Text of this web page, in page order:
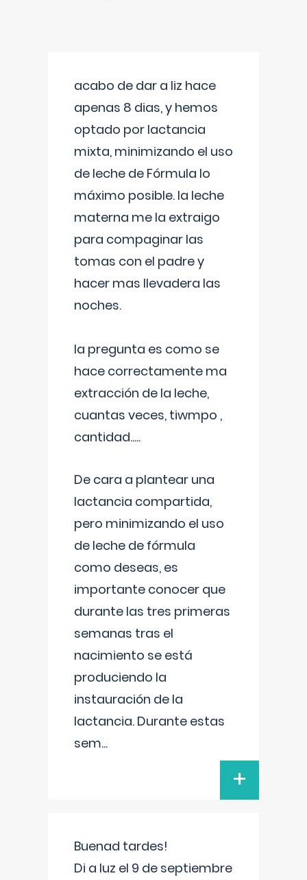
acabo de dar a liz hace
apenas 8 dias, y hemos
optado por lactancia
mixta, minimizando el uso
de leche de Fórmula lo
máximo posible. la leche
materna me la extraigo
para compaginar las
tomas con el padre y
hacer mas llevadera las
noches.
la pregunta es como se
hace correctamente ma
extracción de la leche,
cuantas veces, tiwmpo ,
cantidad.....
De cara a plantear una
lactancia compartida,
pero minimizando el uso
de leche de fórmula
como deseas, es
importante conocer que
durante las tres primeras
semanas tras el
nacimiento se está
produciendo la
instauración de la
lactancia. Durante estas
sem...
+
Buenad tardes!
Di a luz el 9 de septiembre